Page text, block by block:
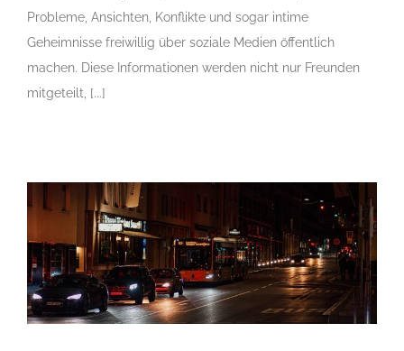
Probleme, Ansichten, Konflikte und sogar intime
Geheimnisse freiwillig über soziale Medien öffentlich
machen. Diese Informationen werden nicht nur Freunden
mitgeteilt, [...]